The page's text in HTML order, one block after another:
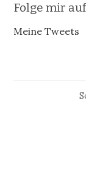
Folge mir
Meine Tweets